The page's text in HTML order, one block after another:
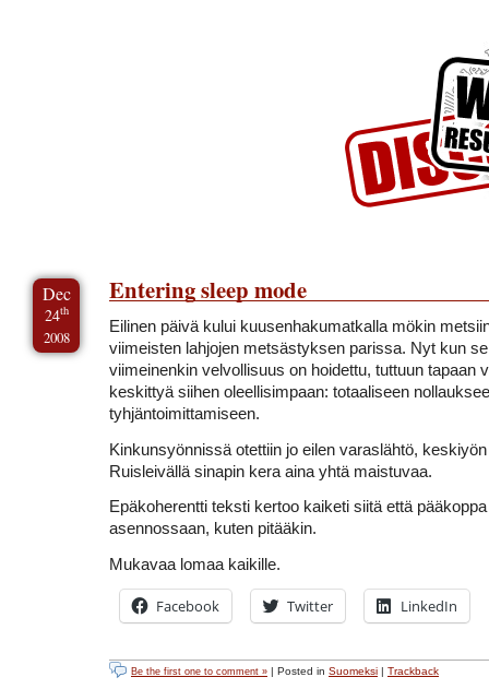
Dec
24th
2008
Entering sleep mode
Eilinen päivä kului kuusenhakumatkalla mökin
viimeisten lahjojen metsästyksen parissa. Nyt kun se
viimeinenkin velvollisuus on hoidettu, tuttuun tapaan
keskittyä siihen oleellisimpaan: totaaliseen
tyhjäntoimittamiseen.
Kinkunsyönnissä otettiin jo eilen varaslähtö,
Ruisleivällä sinapin kera aina yhtä maistuvaa.
Epäkoherentti teksti kertoo kaiketi siitä että
asennossaan, kuten pitääkin.
Mukavaa lomaa kaikille.
Facebook Twitter LinkedIn
Be the first one to comment » | Posted in Suomeksi | Trackback